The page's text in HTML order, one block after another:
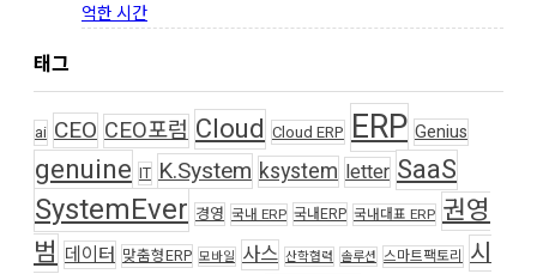
억한 시간
태그
ai CEO CEO포럼 Cloud Cloud ERP ERP Genius
genuine IT K.System ksystem letter SaaS
SystemEver 경영 국내 ERP 국내ERP 국내대표 ERP 권영
범 데이터 맞춤형ERP 모바일 사스 산학협력 솔루션 스마트팩토리 시